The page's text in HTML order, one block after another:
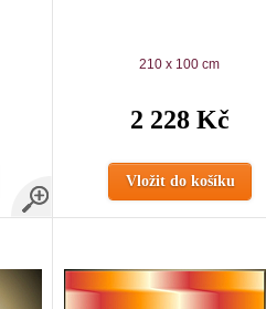
210 x 100 cm
2 228 Kč
Vložit do košíku